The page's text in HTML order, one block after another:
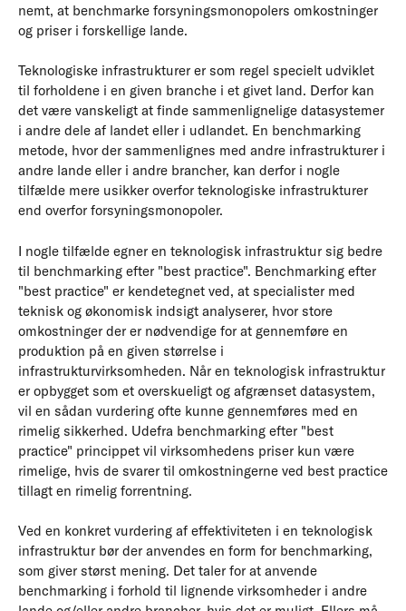
nemt, at benchmarke forsyningsmonopolers omkostninger
og priser i forskellige lande.
Teknologiske infrastrukturer er som regel specielt udviklet
til forholdene i en given branche i et givet land. Derfor kan
det være vanskeligt at finde sammenlignelige datasystemer
i andre dele af landet eller i udlandet. En benchmarking
metode, hvor der sammenlignes med andre infrastrukturer i
andre lande eller i andre brancher, kan derfor i nogle
tilfælde mere usikker overfor teknologiske infrastrukturer
end overfor forsyningsmonopoler.
I nogle tilfælde egner en teknologisk infrastruktur sig bedre
til benchmarking efter "best practice". Benchmarking efter
"best practice" er kendetegnet ved, at specialister med
teknisk og økonomisk indsigt analyserer, hvor store
omkostninger der er nødvendige for at gennemføre en
produktion på en given størrelse i
infrastrukturvirksomheden. Når en teknologisk infrastruktur
er opbygget som et overskueligt og afgrænset datasystem,
vil en sådan vurdering ofte kunne gennemføres med en
rimelig sikkerhed. Udefra benchmarking efter "best
practice" princippet vil virksomhedens priser kun være
rimelige, hvis de svarer til omkostningerne ved best practice
tillagt en rimelig forrentning.
Ved en konkret vurdering af effektiviteten i en teknologisk
infrastruktur bør der anvendes en form for benchmarking,
som giver størst mening. Det taler for at anvende
benchmarking i forhold til lignende virksomheder i andre